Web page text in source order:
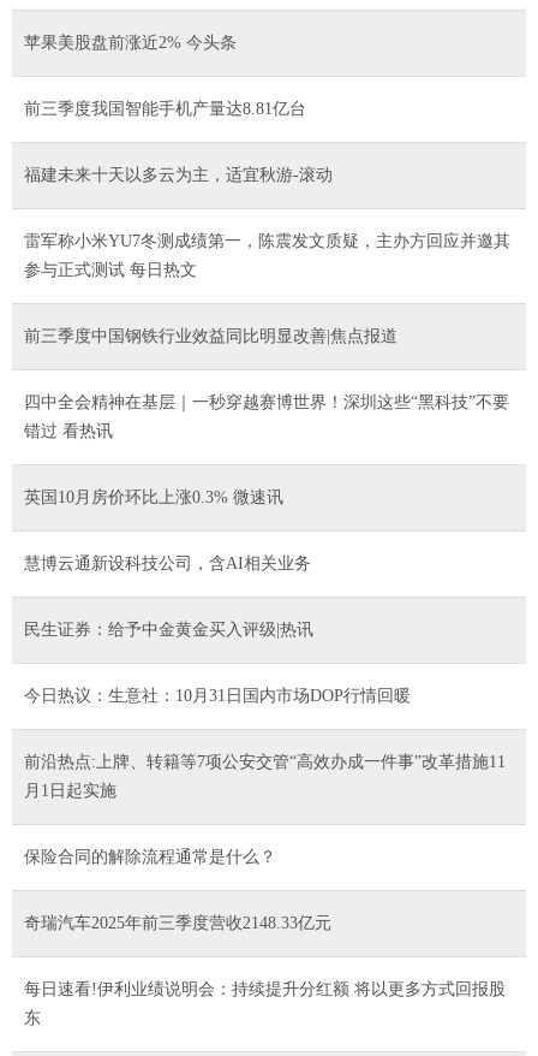
苹果美股盘前涨近2% 今头条
前三季度我国智能手机产量达8.81亿台
福建未来十天以多云为主，适宜秋游-滚动
雷军称小米YU7冬测成绩第一，陈震发文质疑，主办方回应并邀其
参与正式测试 每日热文
前三季度中国钢铁行业效益同比明显改善|焦点报道
四中全会精神在基层｜一秒穿越赛博世界！深圳这些“黑科技”不要
错过 看热讯
英国10月房价环比上涨0.3% 微速讯
慧博云通新设科技公司，含AI相关业务
民生证券：给予中金黄金买入评级|热讯
今日热议：生意社：10月31日国内市场DOP行情回暖
前沿热点:上牌、转籍等7项公安交管“高效办成一件事”改革措施11
月1日起实施
保险合同的解除流程通常是什么？
奇瑞汽车2025年前三季度营收2148.33亿元
每日速看!伊利业绩说明会：持续提升分红额 将以更多方式回报股
东